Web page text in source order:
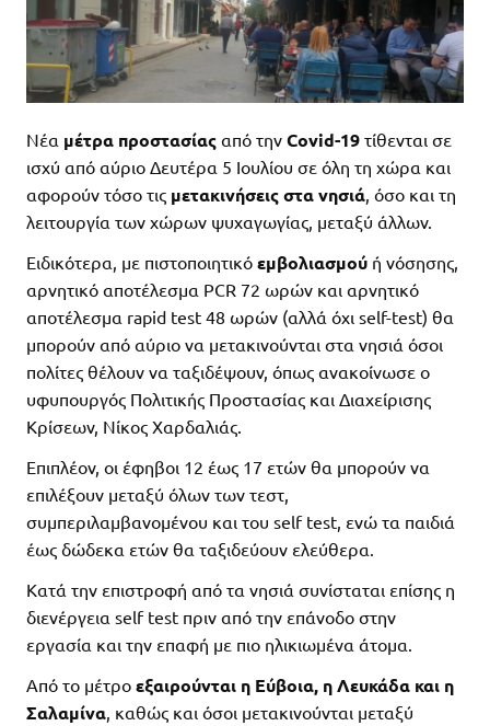
Νέα μέτρα προστασίας από την Covid-19 τίθενται σε
ισχύ από αύριο Δευτέρα 5 Ιουλίου σε όλη τη χώρα και
αφορούν τόσο τις μετακινήσεις στα νησιά, όσο και τη
λειτουργία των χώρων ψυχαγωγίας, μεταξύ άλλων.
Ειδικότερα, με πιστοποιητικό εμβολιασμού ή νόσησης,
αρνητικό αποτέλεσμα PCR 72 ωρών και αρνητικό
αποτέλεσμα rapid test 48 ωρών (αλλά όχι self-test) θα
μπορούν από αύριο να μετακινούνται στα νησιά όσοι
πολίτες θέλουν να ταξιδέψουν, όπως ανακοίνωσε ο
υφυπουργός Πολιτικής Προστασίας και Διαχείρισης
Κρίσεων, Νίκος Χαρδαλιάς.
Επιπλέον, οι έφηβοι 12 έως 17 ετών θα μπορούν να
επιλέξουν μεταξύ όλων των τεστ,
συμπεριλαμβανομένου και του self test, ενώ τα παιδιά
έως δώδεκα ετών θα ταξιδεύουν ελεύθερα.
Κατά την επιστροφή από τα νησιά συνίσταται επίσης η
διενέργεια self test πριν από την επάνοδο στην
εργασία και την επαφή με πιο ηλικιωμένα άτομα.
Από το μέτρο εξαιρούνται η Εύβοια, η Λευκάδα και η
Σαλαμίνα, καθώς και όσοι μετακινούνται μεταξύ